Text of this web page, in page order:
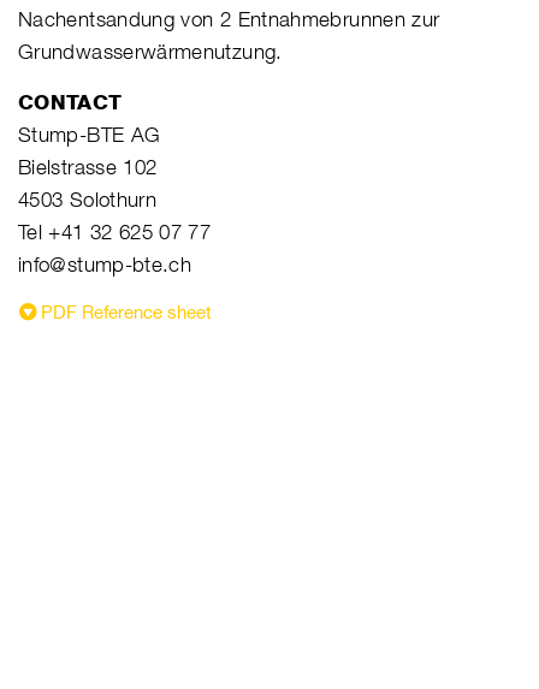
Nachentsandung von 2 Entnahmebrunnen zur
Grundwasserwärmenutzung.
CONTACT
Stump-BTE AG
Bielstrasse 102
4503 Solothurn
Tel +41 32 625 07 77
info@stump-bte.ch
PDF Reference sheet